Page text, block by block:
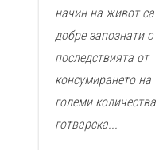
начин на живот са
добре запознати с
последствията от
консумирането на
големи количества
готварска...